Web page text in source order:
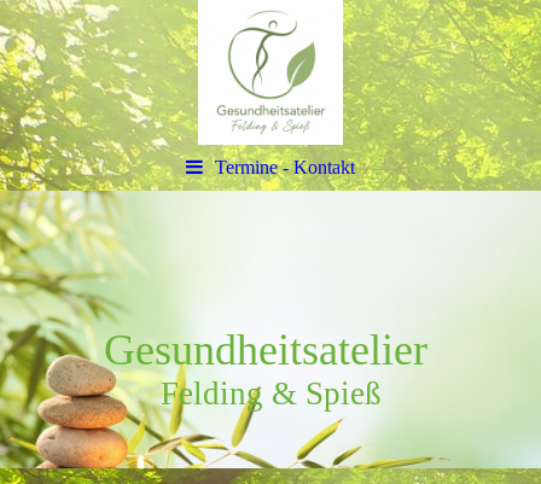
Termine - Kontakt
Gesundheitsatelier
Felding & Spieß